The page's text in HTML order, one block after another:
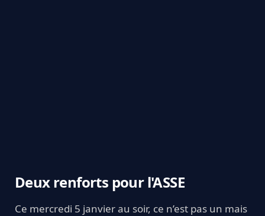
Deux renforts pour l'ASSE
Ce mercredi 5 janvier au soir, ce n’est pas un mais